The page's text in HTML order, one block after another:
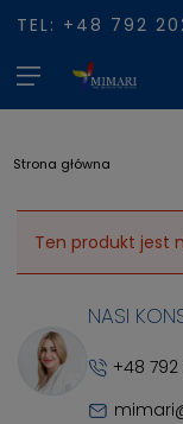
TEL: +48 792
Strona główna
Ten produkt jest
NASI
+48